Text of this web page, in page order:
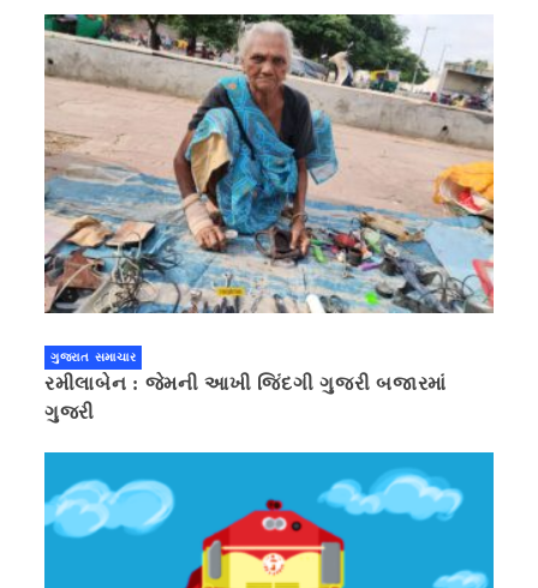
ગુજરાત સમાચાર
રમીલાબેન : જેમની આખી જિંદગી ગુજરી બજારમાં
ગુજરી